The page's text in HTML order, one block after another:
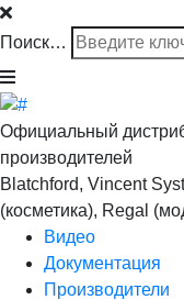
Поиск…
Официальный
производителей
Blatchford, Vincent
(косметика), Regal
Видео
Документация
Производители